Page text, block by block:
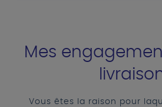
Mes
Vous êtes la raison pour